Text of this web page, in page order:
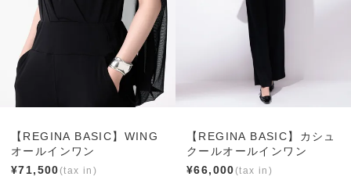
【REGINA BASIC】WING
オールインワン
¥71,500
【REGINA BASIC】カシュ
クールオールインワン
¥66,000